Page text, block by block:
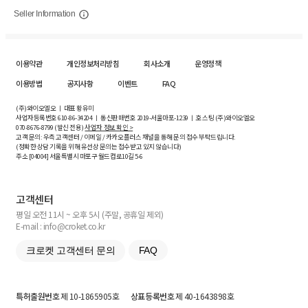
Seller Information
이용약관 개인정보처리방침 회사소개
운영정책
이용방법
공지사항 이벤트 FAQ
(주)와이오엘오 ㅣ 대표 황유미
사업자등록번호610-86-34204ㅣ 통신판매번호 2019-서울마포-1239 ㅣ 호스팅 (주)와이오엘오
070-8676-8799 (발신 전용)사업자 정보 확인 >
고객 문의: 우측 고객센터 / 이메일 / 카카오플러스 채널을 통해 문의 접수 부탁드립니다.
(정확한 상담 기록을 위해 유선상 문의는 접수받고 있지 않습니다)
주소 [04004] 서울특별시 마포구 월드컵로10길5-6
고객센터
평일 오전 11시 ~ 오후 5시 (주말, 공휴일 제외)
E-mail : info@croket.co.kr
크로켓 고객센터 문의 FAQ
특허출원번호제 10-1865905호 상표등록번호제 40-1643898호